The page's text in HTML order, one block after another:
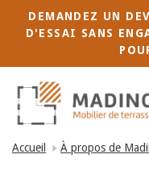
DEMANDEZ UN
D'ESSAI SANS
Accueil À propos de